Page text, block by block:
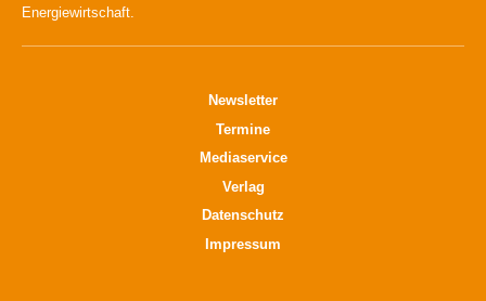
Energiewirtschaft.
Newsletter
Termine
Mediaservice
Verlag
Datenschutz
Impressum